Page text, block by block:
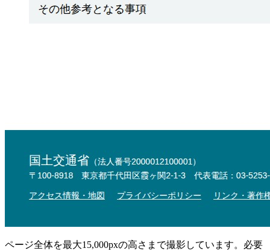
ページ全体を最大15,000pxの高さまで撮影しています。必要